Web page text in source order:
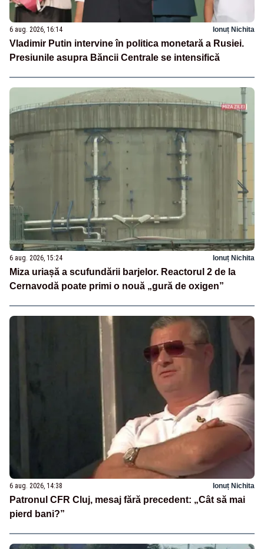
6 aug. 2026, 16:14 Ionuț Nichita
Vladimir Putin intervine în politica monetară a Rusiei.
Presiunile asupra Băncii Centrale se intensifică
6 aug. 2026, 15:24 Ionuț Nichita
Miza uriașă a scufundării barjelor. Reactorul 2 de la
Cernavodă poate primi o nouă „gură de oxigen”
6 aug. 2026, 14:38 Ionuț Nichita
Patronul CFR Cluj, mesaj fără precedent: „Cât să mai
pierd bani?”